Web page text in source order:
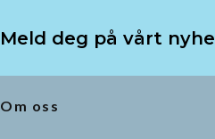
Meld deg på vårt
Om oss